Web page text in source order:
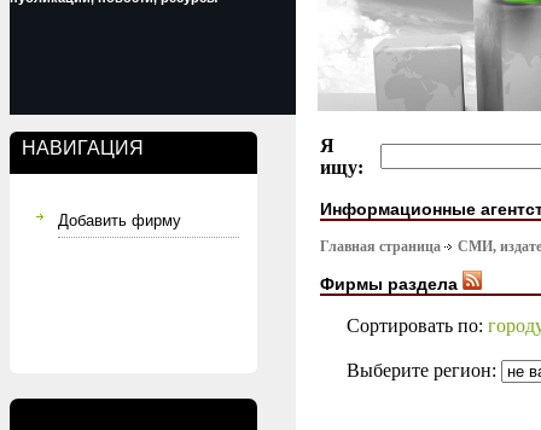
НАВИГАЦИЯ
Добавить фирму
Я
ищу:
Информационные
Главная страница СМИ,
Фирмы раздела
Сортировать по:
Выберите регион: